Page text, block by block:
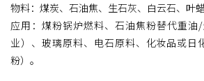
物料：煤炭、石油焦、生石灰、白云石、叶蜡
应用：煤粉锅炉燃料、石油焦粉替代重
业）、玻璃原料、电石原料、化妆品或日
粉）。